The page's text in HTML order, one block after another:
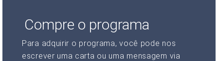
Compre o programa
Para adquirir o programa, você pode nos
escrever uma carta ou uma mensagem via